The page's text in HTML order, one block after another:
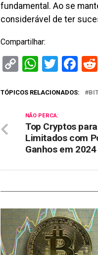
fundamental. Ao se
considerável de ter
Compartilhar:
Copy
TÓPICOS RELACIONADOS:
NÃO PERCA:
Top Cryptos
Limitados com
Ganhos em 2024